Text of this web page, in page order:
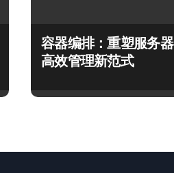
容器编排：重塑服务器
高效管理新范式